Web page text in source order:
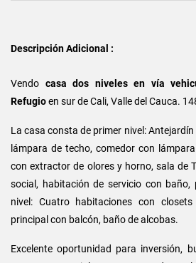
Descripción Adicional :
Vendo casa dos niveles en vía
Refugioen sur de Cali, Valle del Cauca.
La casa consta de primer nivel:
lámpara de techo, comedor con
con extractor de olores y horno, sala de
social, habitación de servicio con baño,
nivel: Cuatro habitaciones con
principal con balcón, baño de alcobas.
Excelente oportunidad para inversión,